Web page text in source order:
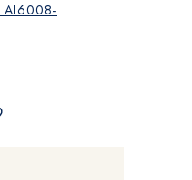
AI6008-